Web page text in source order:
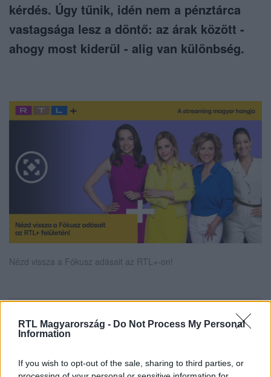
RTL Magyarország - Do Not Process My Personal
Information
If you wish to opt-out of the sale, sharing to third parties, or
kérdés. Úgy tűnik, idén nem a pénztárca
vastagsága lesz a döntő: az árak között -
ahogy most kiderül - alig van különbség.
Nézd vissza a Fókusz adásait az RTL+-on!
legyen a Google-találatokban!